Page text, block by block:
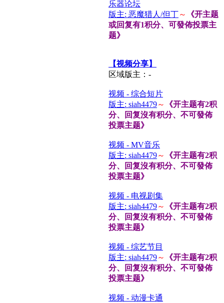
乐器论坛
版主: 恶魔猎人/但丁～
《开主题
或回复有1积分、可發佈投票主
题》
【视频分享】
区域版主：-
视频 - 综合短片
版主: siah4479～
《开主题有2积
分、回复沒有积分、不可發佈
投票主题》
视频 - MV音乐
版主: siah4479～
《开主题有2积
分、回复沒有积分、不可發佈
投票主题》
视频 - 电视剧集
版主: siah4479～
《开主题有2积
分、回复沒有积分、不可發佈
投票主题》
视频 - 综艺节目
版主: siah4479～
《开主题有2积
分、回复沒有积分、不可發佈
投票主题》
视频 - 动漫卡通